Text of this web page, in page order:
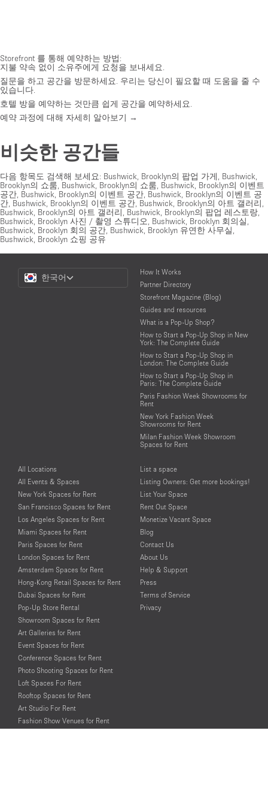
Storefront 를 통해 예약하는 방법:
지불 약속 없이 소유주에게 요청을 보내세요.
질문을 하고 공간을 방문하세요. 우리는 당신이 필요할 때 도움을 줄 수
있습니다.
호텔 방을 예약하는 것만큼 쉽게 공간을 예약하세요.
예약 과정에 대해 자세히 알아보기 →
비슷한 공간들
다음 항목도 검색해 보세요: Bushwick, Brooklyn의 팝업 가게
Bushwick,
Brooklyn의 쇼룸 Bushwick, Brooklyn의 쇼룸 Bushwick, Brooklyn의 이벤트
공간 Bushwick, Brooklyn의 이벤트 공간 Bushwick, Brooklyn의 이벤트 공
간 Bushwick, Brooklyn의 이벤트 공간 Bushwick, Brooklyn의 아트 갤러리
Bushwick, Brooklyn의 아트 갤러리
Bushwick, Brooklyn의 팝업 레스토랑
Bushwick, Brooklyn 사진 / 촬영 스튜디오
Bushwick, Brooklyn 회의실
Bushwick, Brooklyn 회의 공간 Bushwick, Brooklyn 유연한 사무실
Bushwick, Brooklyn 쇼핑 공유
Choose
Language
한국어
How It Works
Partner Directory
Storefront Magazine (Blog)
Guides and resources
What is a Pop-Up Shop?
How to Start a Pop-Up Shop in New
York: The Complete Guide
How to Start a Pop-Up Shop in
London: The Complete Guide
How to Start a Pop-Up Shop in
Paris: The Complete Guide
Paris Fashion Week Showrooms for
Rent
New York Fashion Week
Showrooms for Rent
Milan Fashion Week Showroom
Spaces for Rent
All Locations
All Events & Spaces
New York Spaces for Rent
San Francisco Spaces for Rent
Los Angeles Spaces for Rent
Miami Spaces for Rent
Paris Spaces for Rent
London Spaces for Rent
Amsterdam Spaces for Rent
Hong-Kong Retail Spaces for Rent
Dubai Spaces for Rent
Pop-Up Store Rental
Showroom Spaces for Rent
Art Galleries for Rent
Event Spaces for Rent
Conference Spaces for Rent
Photo Shooting Spaces for Rent
Loft Spaces For Rent
Rooftop Spaces for Rent
Art Studio For Rent
Fashion Show Venues for Rent
List a space
Listing Owners: Get more bookings!
List Your Space
Rent Out Space
Monetize Vacant Space
Blog
Contact Us
About Us
Help & Support
Press
Terms of Service
Privacy